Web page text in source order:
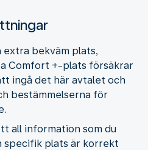
extra bekväm plats,
Comfort +-plats försäkrar
ingå det här avtalet och
bestämmelserna för
all information som du
specifik plats är korrekt